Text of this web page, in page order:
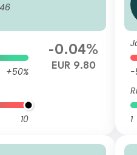
(LUX) Bh-EU
+50%
10
-0.04%
EUR 9.80 -
1